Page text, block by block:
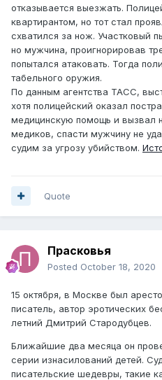
отказывается выезжать.
квартирантом, но тот стал
схватился за нож. Участковый
но мужчина, проигнорировав
попытался атаковать. Тогда
табельного оружия.
По данным агентства ТАСС,
хотя полицейский оказал
медицинскую помощь и вызвал
медиков, спасти мужчину не
судим за угрозу убийством.
Quote
Прасковья
Posted October 18, 2020
15 октября, в Москве был
писатель, автор эротических
летний Дмитрий Стародубцев.
Ближайшие два месяца он
серии изнасилований детей.
писательские шедевры, такие